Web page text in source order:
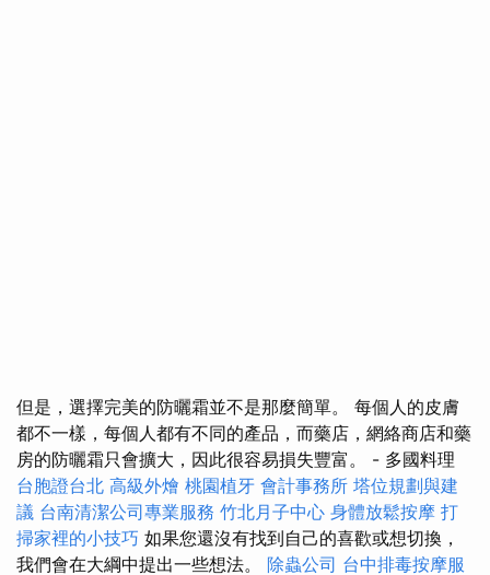
但是，選擇完美的防曬霜並不是那麼簡單。 每個人的皮膚
都不一樣，每個人都有不同的產品，而藥店，網絡商店和藥
房的防曬霜只會擴大，因此很容易損失豐富。 - 多國料理
台胞證台北 高級外燴 桃園植牙 會計事務所 塔位規劃與建
議 台南清潔公司專業服務 竹北月子中心 身體放鬆按摩 打
掃家裡的小技巧 如果您還沒有找到自己的喜歡或想切換，
我們會在大綱中提出一些想法。 除蟲公司 台中排毒按摩服